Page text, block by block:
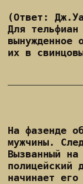
(Ответ:
Для
вынужденное
их в
На фазенде
мужчины.
Вызванный на
полицейский
начинает